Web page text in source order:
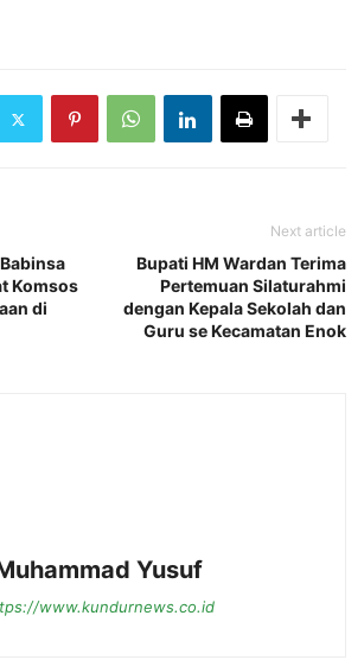
Komsos
di
Next article
Bupati HM Wardan Terima
Pertemuan Silaturahmi
dengan Kepala Sekolah dan
Guru se Kecamatan Enok
Yusuf
www.kundurnews.co.id